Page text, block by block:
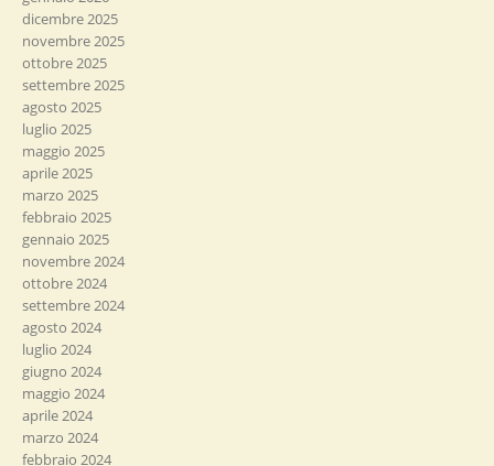
dicembre 2025
novembre 2025
ottobre 2025
settembre 2025
agosto 2025
luglio 2025
maggio 2025
aprile 2025
marzo 2025
febbraio 2025
gennaio 2025
novembre 2024
ottobre 2024
settembre 2024
agosto 2024
luglio 2024
giugno 2024
maggio 2024
aprile 2024
marzo 2024
febbraio 2024